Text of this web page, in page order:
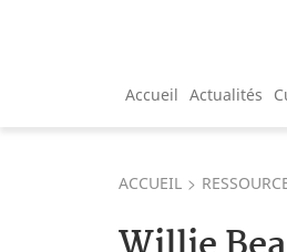
Accueil Actualités
ACCUEIL